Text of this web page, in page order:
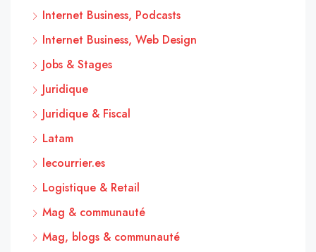
Internet Business, Podcasts
Internet Business, Web Design
Jobs & Stages
Juridique
Juridique & Fiscal
Latam
lecourrier.es
Logistique & Retail
Mag & communauté
Mag, blogs & communauté